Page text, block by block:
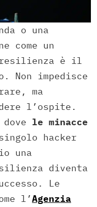
o una
come un
resilienza è il
Non impedisce
ma
l’ospite.
le minacce
hacker
una
diventa
Le
l’Agenzia